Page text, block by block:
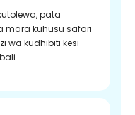
pata
mara kuhusu safari
wa kudhibiti kesi